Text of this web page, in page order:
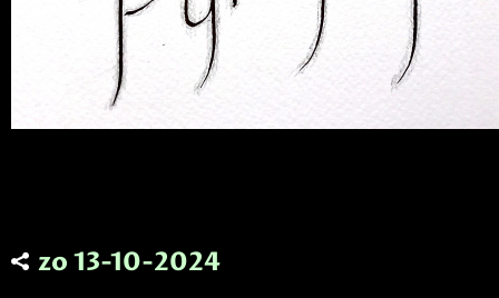
zo 13-10-2024